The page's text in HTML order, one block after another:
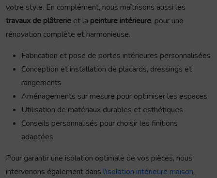
votre style. En complément, nous maîtrisons aussi les
travaux de plâtrerie et la peinture intérieure, pour une
rénovation complète et harmonieuse.
Fabrication et pose de portes intérieures personnalisées
Conception et installation de placards, dressings et
rangements
Aménagements sur mesure pour optimiser les espaces
Utilisation de matériaux durables et esthétiques
Conseils personnalisés pour choisir les finitions
adaptées
Pour garantir une isolation optimale de vos pièces, nous
intervenons également dans l'isolation intérieure maison,